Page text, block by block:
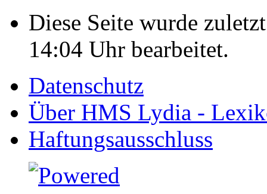
Diese Seite wurde
14:04 Uhr bearbeitet.
Datenschutz
Über HMS Lydia -
Haftungsausschluss